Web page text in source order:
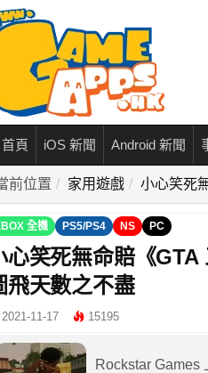
頁 iOS 新聞 Android 新聞
前位置 家用遊戲 小心笑死
全機 PS5/PS4 NS PC
心笑死無命賠《
飛天數之不盡
2021-11-17 15195
Rockstar Games